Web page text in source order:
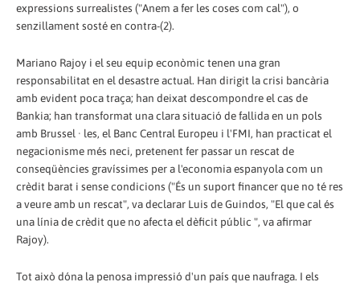
expressions surrealistes ("Anem a fer les coses com cal"), o
senzillament sosté en contra-(2).
Mariano Rajoy i el seu equip econòmic tenen una gran
responsabilitat en el desastre actual. Han dirigit la crisi bancària
amb evident poca traça; han deixat descompondre el cas de
Bankia; han transformat una clara situació de fallida en un pols
amb Brussel · les, el Banc Central Europeu i l'FMI, han practicat el
negacionisme més neci, pretenent fer passar un rescat de
conseqüències gravíssimes per a l'economia espanyola com un
crèdit barat i sense condicions ("És un suport financer que no té res
a veure amb un rescat", va declarar Luis de Guindos, "El que cal és
una línia de crèdit que no afecta el dèficit públic ", va afirmar
Rajoy).
Tot això dóna la penosa impressió d'un país que naufraga. I els